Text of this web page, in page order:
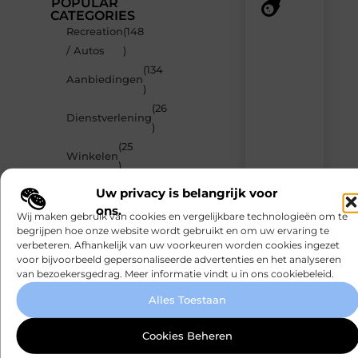
Uw privacy is belangrijk voor
ons.
Wij maken gebruik van cookies en vergelijkbare technologieën om te
begrijpen hoe onze website wordt gebruikt en om uw ervaring te
verbeteren. Afhankelijk van uw voorkeuren worden cookies ingezet
voor bijvoorbeeld gepersonaliseerde advertenties en het analyseren
van bezoekersgedrag. Meer informatie vindt u in ons cookiebeleid.
Alles Toestaan
Cookies Beheren
CATEGORIES
Recreation
/ Autos
(148
)
Aanbiedingen
(134
)
Dienstverlening
(26
)
Winkelen
(25
)
Gezondheid
(24
MundaMarketing.nl
dagelijks
verse
content,
boordevol
ideeën,
inzichten.